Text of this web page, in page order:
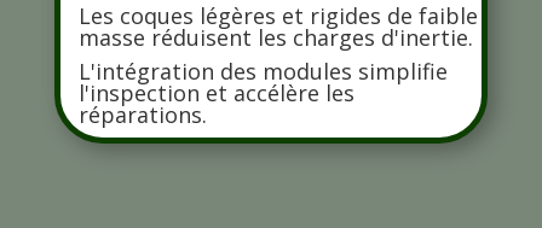
Les coques légères et rigides de faible
masse réduisent les charges d'inertie.
L'intégration des modules simplifie
l'inspection et accélère les
réparations.